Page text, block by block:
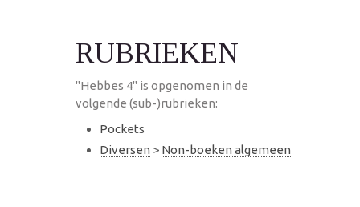
RUBRIEKEN
"Hebbes 4" is opgenomen in de
volgende (sub-)rubrieken:
Pockets
Diversen > Non-boeken algemeen